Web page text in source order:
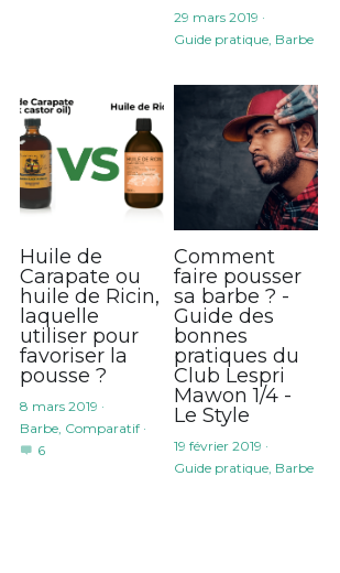
29 mars 2019 ·
Guide pratique, Barbe
Huile de
Carapate ou
huile de Ricin,
laquelle
utiliser pour
favoriser la
pousse ?
8 mars 2019 ·
Barbe, Comparatif·
6
Comment
faire pousser
sa barbe ? -
Guide des
bonnes
pratiques du
Club Lespri
Mawon 1/4 -
Le Style
19 février 2019 ·
Guide pratique, Barbe